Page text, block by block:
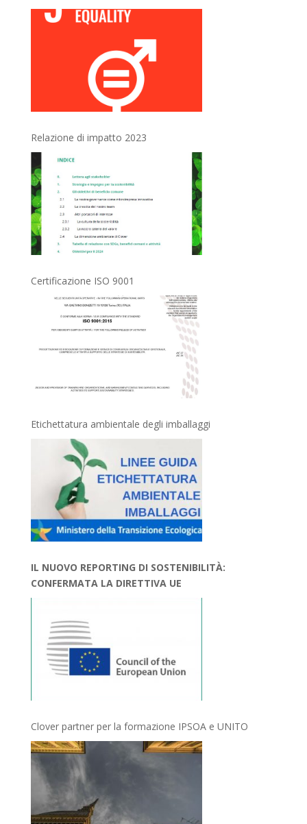
Relazione di impatto 2023
Certificazione ISO 9001
Etichettatura ambientale degli imballaggi
IL NUOVO REPORTING DI SOSTENIBILITÀ:
CONFERMATA LA DIRETTIVA UE
Clover partner per la formazione IPSOA e UNITO